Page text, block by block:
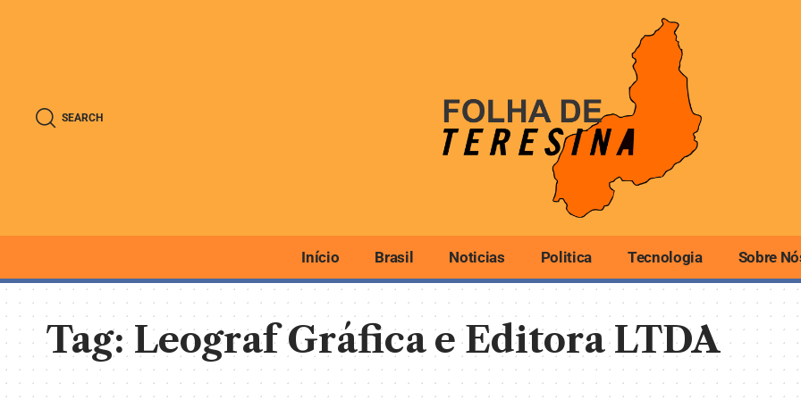
SEARCH
Início Brasil Noticias Politica Tecnologia Sobre
Tag:Leograf Gráfica e Editora LTDA